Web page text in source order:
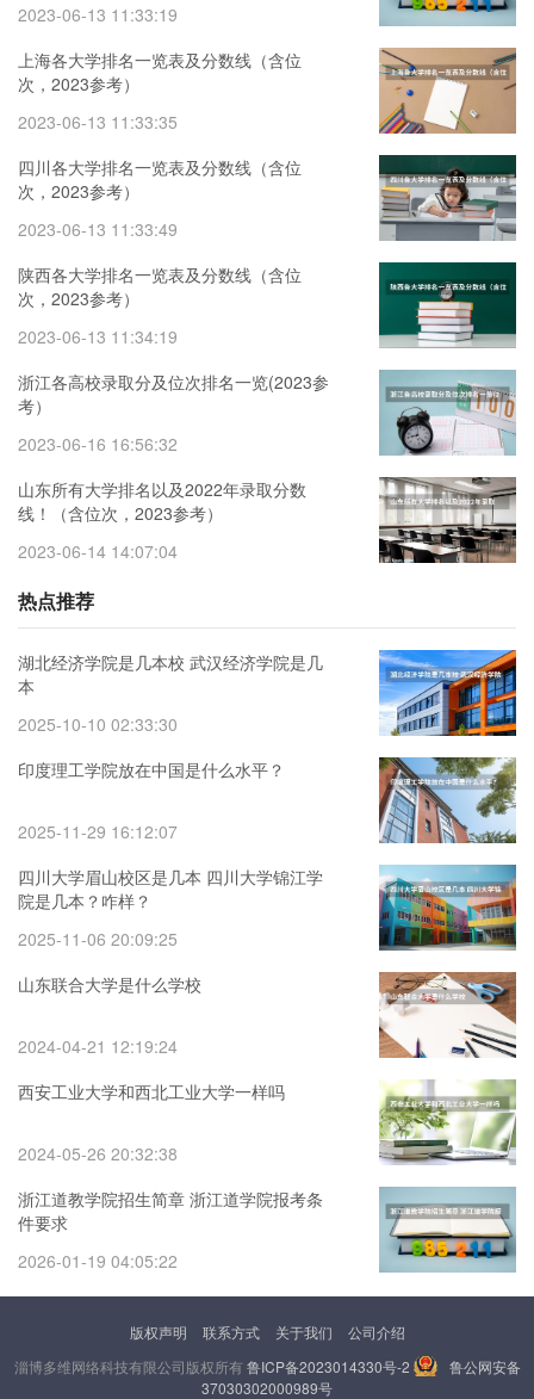
2023-06-13 11:33:19
上海各大学排名一览表及分数线（含位
次，2023参考）
2023-06-13 11:33:35
四川各大学排名一览表及分数线（含位
次，2023参考）
2023-06-13 11:33:49
陕西各大学排名一览表及分数线（含位
次，2023参考）
2023-06-13 11:34:19
浙江各高校录取分及位次排名一览(2023参
考）
2023-06-16 16:56:32
山东所有大学排名以及2022年录取分数
线！（含位次，2023参考）
2023-06-14 14:07:04
热点推荐
湖北经济学院是几本校 武汉经济学院是几
本
2025-10-10 02:33:30
印度理工学院放在中国是什么水平？
2025-11-29 16:12:07
四川大学眉山校区是几本 四川大学锦江学
院是几本？咋样？
2025-11-06 20:09:25
山东联合大学是什么学校
2024-04-21 12:19:24
西安工业大学和西北工业大学一样吗
2024-05-26 20:32:38
浙江道教学院招生简章 浙江道学院报考条
件要求
2026-01-19 04:05:22
版权声明 联系方式 关于我们
公司介绍
淄博多维网络科技有限公司版权所有鲁ICP备2023014330号-2
鲁公网安备
37030302000989号